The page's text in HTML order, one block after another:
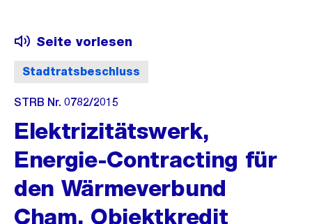
Stadtratsbeschluss
Seite vorlesen
STRB Nr. 0782/2015
Elektrizitätswerk,
Energie-Contracting für
den Wärmeverbund
Cham, Objektkredit